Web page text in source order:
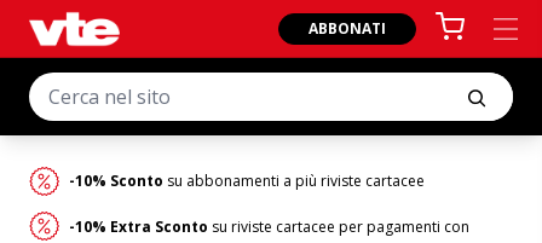
ABBONATI
-10% Sconto su abbonamenti a più riviste cartacee
-10% Extra Sconto su riviste cartacee per pagamenti con